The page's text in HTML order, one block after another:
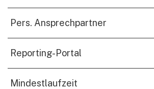
Pers. Ansprechpartner
Reporting-Portal
Mindestlaufzeit